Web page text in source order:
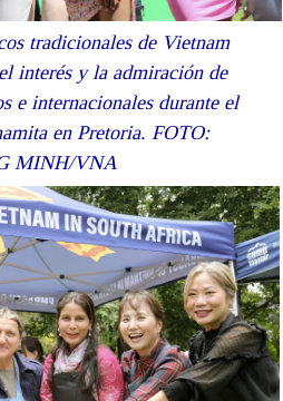
tradicionales de Vietnam
interés y la admiración de
e internacionales durante el
en Pretoria. FOTO:
MINH/VNA